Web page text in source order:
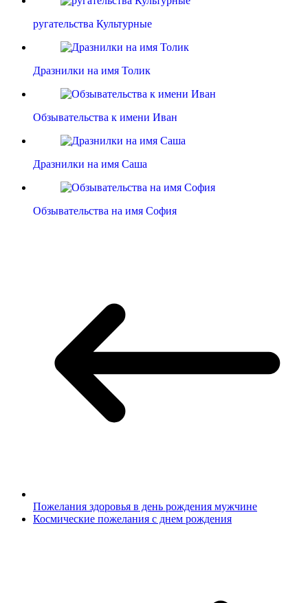
ругательства Культурные
Дразнилки на имя Толик
Обзывательства к имени Иван
Дразнилки на имя Саша
Обзывательства на имя София
Пожелания здоровья в день рождения мужчине
Космические пожелания с днем рождения